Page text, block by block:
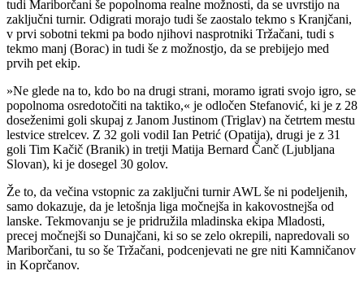
tudi Mariborčani še popolnoma realne možnosti, da se uvrstijo na
zaključni turnir. Odigrati morajo tudi še zaostalo tekmo s Kranjčani,
v prvi sobotni tekmi pa bodo njihovi nasprotniki Tržačani, tudi s
tekmo manj (Borac) in tudi še z možnostjo, da se prebijejo med
prvih pet ekip.
»Ne glede na to, kdo bo na drugi strani, moramo igrati svojo igro, se
popolnoma osredotočiti na taktiko,« je odločen Stefanović, ki je z 28
doseženimi goli skupaj z Janom Justinom (Triglav) na četrtem mestu
lestvice strelcev. Z 32 goli vodil Ian Petrić (Opatija), drugi je z 31
goli Tim Kačič (Branik) in tretji Matija Bernard Čanč (Ljubljana
Slovan), ki je dosegel 30 golov.
Že to, da večina vstopnic za zaključni turnir AWL še ni podeljenih,
samo dokazuje, da je letošnja liga močnejša in kakovostnejša od
lanske. Tekmovanju se je pridružila mladinska ekipa Mladosti,
precej močnejši so Dunajčani, ki so se zelo okrepili, napredovali so
Mariborčani, tu so še Tržačani, podcenjevati ne gre niti Kamničanov
in Koprčanov.